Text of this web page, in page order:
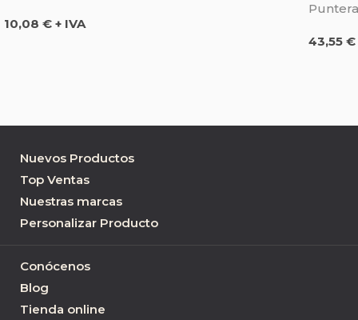
Precio
10,08 € + IVA
Precio
43,55 €
Nuevos Productos
Top Ventas
Nuestras marcas
Personalizar Producto
Conócenos
Blog
Tienda online